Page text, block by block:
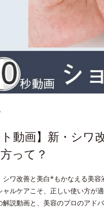
ト動画】新・シ
って？
シワ改善と美白*もかなえる美
ャルケアこそ、正しい使い方が
解説動画と、美容のプロのアド